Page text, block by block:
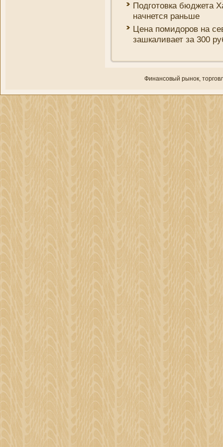
Подготовка бюджета
начнется раньше
Цена помидоров на
зашкаливает за 300
Финансовый рынок,